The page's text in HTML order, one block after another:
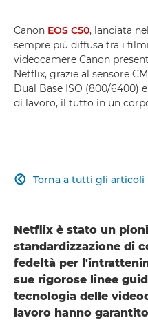
Canon EOS C50, lanciata
sempre più diffusa tra i
videocamere Canon
Netflix, grazie al sensore
Dual Base ISO (800/6400)
di lavoro, il tutto in un
Torna a tutti gli articoli

Netflix è stato un
standardizzazione di
fedeltà per
sue rigorose linee
tecnologia delle
lavoro hanno